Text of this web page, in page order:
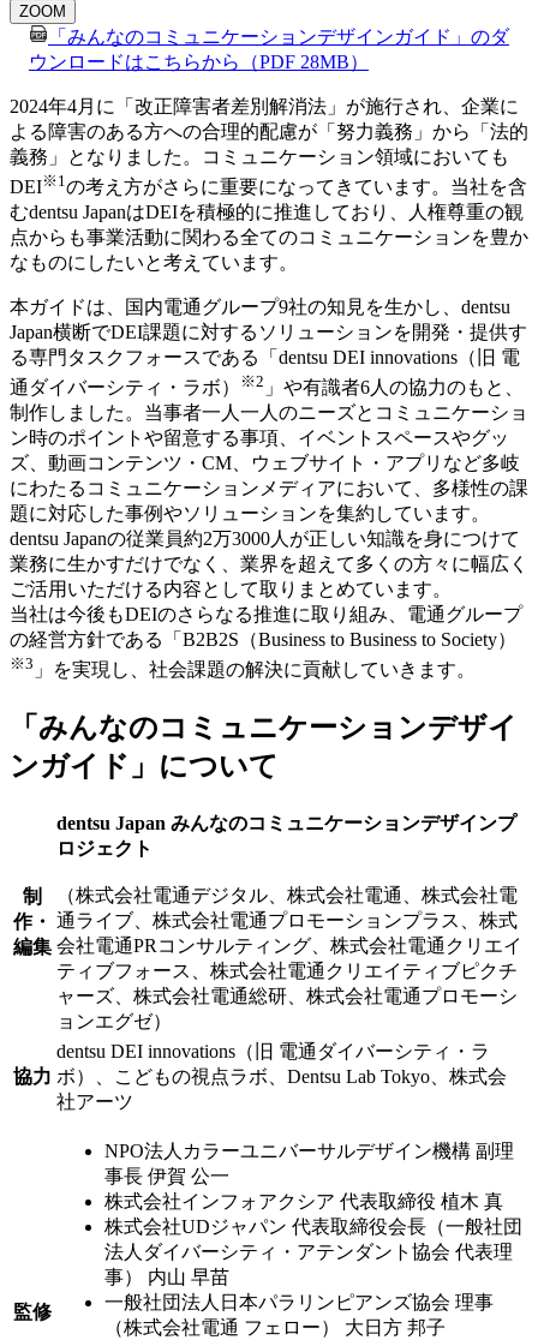
ZOOM
「みんなのコミュニケーションデザインガイド」のダ
ウンロードはこちらから（PDF 28MB）
2024年4月に「改正障害者差別解消法」が施行され、企業に
よる障害のある方への合理的配慮が「努力義務」から「法的
義務」となりました。コミュニケーション領域においても
DEI※1 の考え方がさらに重要になってきています。当社を含
むdentsu JapanはDEIを積極的に推進しており、人権尊重の観
点からも事業活動に関わる全てのコミュニケーションを豊か
なものにしたいと考えています。
本ガイドは、国内電通グループ9社の知見を生かし、dentsu
Japan横断でDEI課題に対するソリューションを開発・提供す
る専門タスクフォースである「dentsu DEI innovations（旧 電
通ダイバーシティ・ラボ）
※2 」や有識者6人の協力のもと、
制作しました。当事者一人一人のニーズとコミュニケーショ
ン時のポイントや留意する事項、イベントスペースやグッ
ズ、動画コンテンツ・CM、ウェブサイト・アプリなど多岐
にわたるコミュニケーションメディアにおいて、多様性の課
題に対応した事例やソリューションを集約しています。
dentsu Japanの従業員約2万3000人が正しい知識を身につけて
業務に生かすだけでなく、業界を超えて多くの方々に幅広く
ご活用いただける内容として取りまとめています。
当社は今後もDEIのさらなる推進に取り組み、電通グループ
の経営方針である「B2B2S（Business to Business to Society）
※3 」を実現し、社会課題の解決に貢献していきます。
「みんなのコミュニケーションデザイ
ンガイド」について
制
作・
編集
dentsu Japan みんなのコミュニケーションデザインプ
ロジェクト
（株式会社電通デジタル、株式会社電通、株式会社電
通ライブ、株式会社電通プロモーションプラス、株式
会社電通PRコンサルティング、株式会社電通クリエイ
ティブフォース、株式会社電通クリエイティブピクチ
ャーズ、株式会社電通総研、株式会社電通プロモーシ
ョンエグゼ）
協力
dentsu DEI innovations（旧 電通ダイバーシティ・ラ
ボ）、こどもの視点ラボ、Dentsu Lab Tokyo、株式会
社アーツ
監修
NPO法人カラーユニバーサルデザイン機構 副理
事長 伊賀 公一
株式会社インフォアクシア 代表取締役 植木 真
株式会社UDジャパン 代表取締役会長（一般社団
法人ダイバーシティ・アテンダント協会 代表理
事） 内山 早苗
一般社団法人日本パラリンピアンズ協会 理事
（株式会社電通 フェロー） 大日方 邦子